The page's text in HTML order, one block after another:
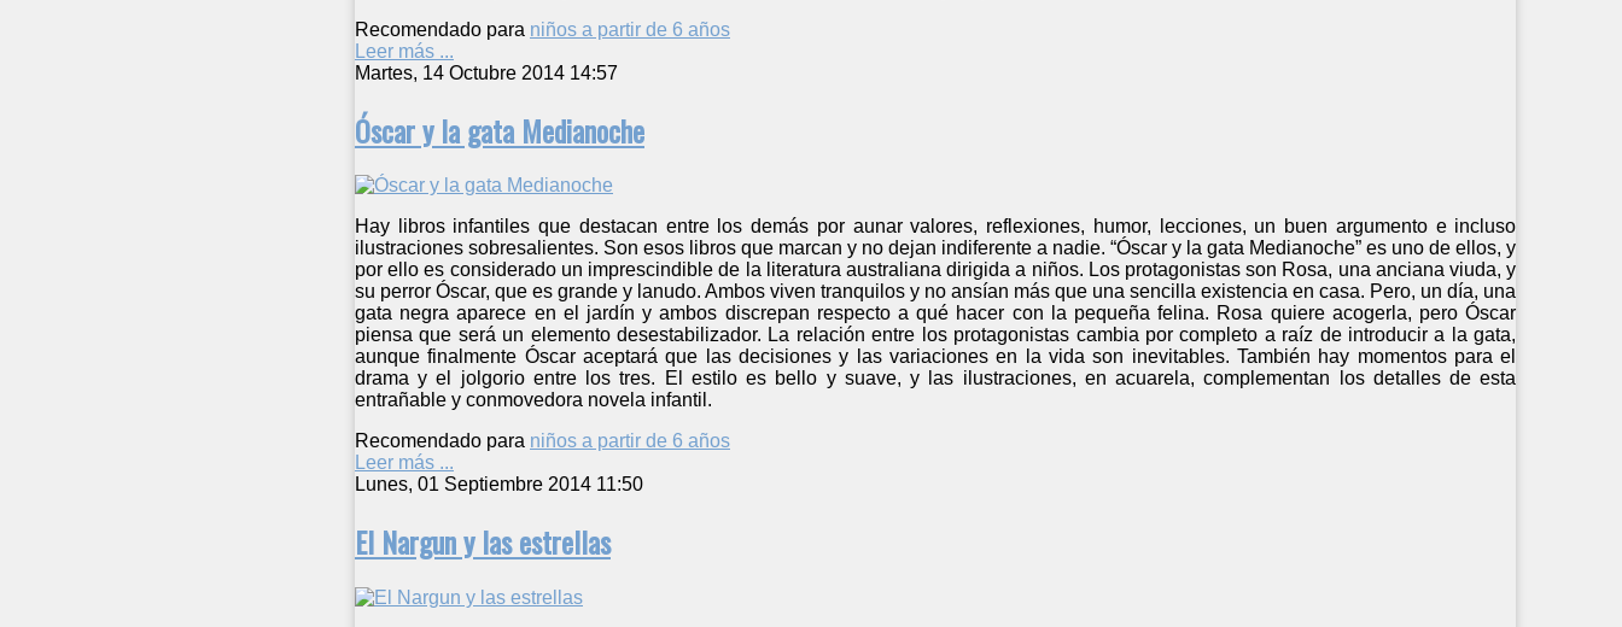
Recomendado para niños a partir de 6 años
Leer más ...
Martes, 14 Octubre 2014 14:57
Óscar y la gata Medianoche
Hay libros infantiles que destacan entre los demás por aunar valores, reflexiones, humor, lecciones, un buen argumento e incluso
ilustraciones sobresalientes. Son esos libros que marcan y no dejan indiferente a nadie. “Óscar y la gata Medianoche” es uno de ellos, y
por ello es considerado un imprescindible de la literatura australiana dirigida a niños. Los protagonistas son Rosa, una anciana viuda, y
su perror Óscar, que es grande y lanudo. Ambos viven tranquilos y no ansían más que una sencilla existencia en casa. Pero, un día, una
gata negra aparece en el jardín y ambos discrepan respecto a qué hacer con la pequeña felina. Rosa quiere acogerla, pero Óscar
piensa que será un elemento desestabilizador. La relación entre los protagonistas cambia por completo a raíz de introducir a la gata,
aunque finalmente Óscar aceptará que las decisiones y las variaciones en la vida son inevitables. También hay momentos para el
drama y el jolgorio entre los tres. El estilo es bello y suave, y las ilustraciones, en acuarela, complementan los detalles de esta
entrañable y conmovedora novela infantil.
Recomendado para niños a partir de 6 años
Leer más ...
Lunes, 01 Septiembre 2014 11:50
El Nargun y las estrellas